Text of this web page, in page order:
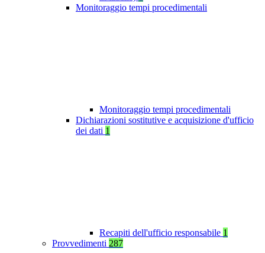
Monitoraggio tempi procedimentali
Monitoraggio tempi procedimentali
Dichiarazioni sostitutive e acquisizione d'ufficio
dei dati 1
Recapiti dell'ufficio responsabile 1
Provvedimenti 287